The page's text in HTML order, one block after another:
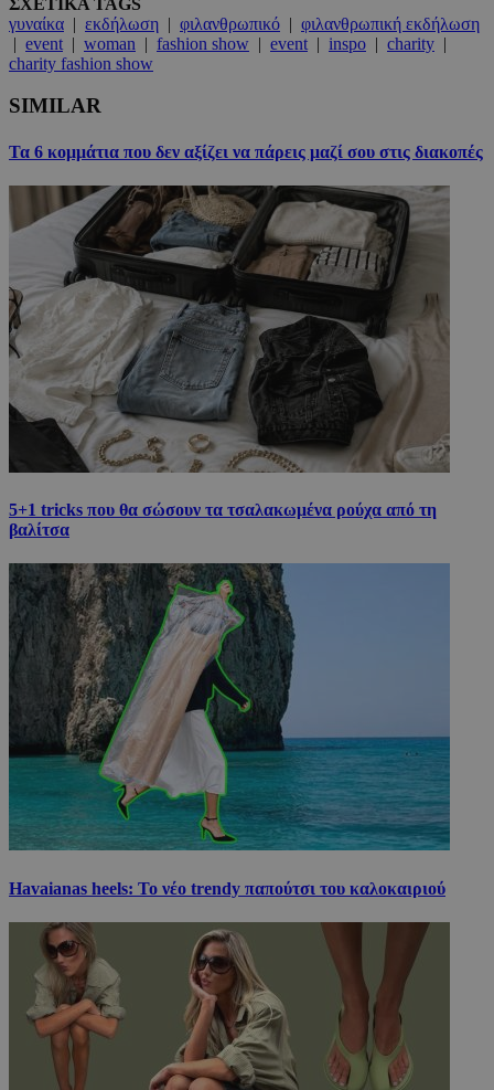
γυναίκα | εκδήλωση | φιλανθρωπικό | φιλανθρωπική εκδήλωση
| event | woman | fashion show | event | inspo | charity |
charity fashion show
SIMILAR
Τα 6 κομμάτια που δεν αξίζει να πάρεις μαζί σου στις διακοπές
5+1 tricks που θα σώσουν τα τσαλακωμένα ρούχα από τη
βαλίτσα
Havaianas heels: Το νέο trendy παπούτσι του καλοκαιριού